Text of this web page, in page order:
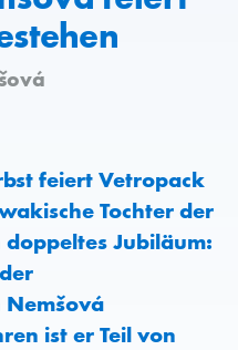
feiert Vetropack
Tochter der
Jubiläum:
ist er Teil von